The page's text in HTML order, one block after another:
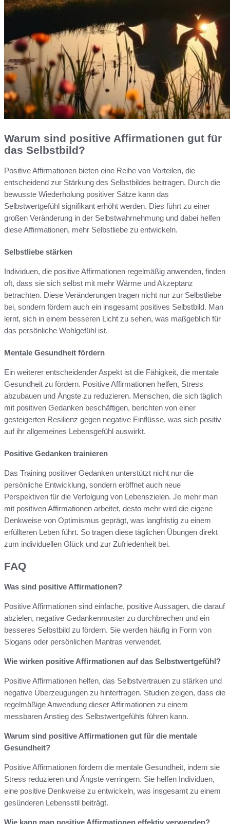
Warum sind positive Affirmationen gut für
das Selbstbild?
Positive Affirmationen bieten eine Reihe von Vorteilen, die
entscheidend zur Stärkung des Selbstbildes beitragen. Durch die
bewusste Wiederholung positiver Sätze kann das
Selbstwertgefühl signifikant erhöht werden. Dies führt zu einer
großen Veränderung in der Selbstwahrnehmung und dabei helfen
diese Affirmationen, mehr Selbstliebe zu entwickeln.
Selbstliebe stärken
Individuen, die positive Affirmationen regelmäßig anwenden, finden
oft, dass sie sich selbst mit mehr Wärme und Akzeptanz
betrachten. Diese Veränderungen tragen nicht nur zur Selbstliebe
bei, sondern fördern auch ein insgesamt positives Selbstbild. Man
lernt, sich in einem besseren Licht zu sehen, was maßgeblich für
das persönliche Wohlgefühl ist.
Mentale Gesundheit fördern
Ein weiterer entscheidender Aspekt ist die Fähigkeit, die mentale
Gesundheit zu fördern. Positive Affirmationen helfen, Stress
abzubauen und Ängste zu reduzieren. Menschen, die sich täglich
mit positiven Gedanken beschäftigen, berichten von einer
gesteigerten Resilienz gegen negative Einflüsse, was sich positiv
auf ihr allgemeines Lebensgefühl auswirkt.
Positive Gedanken trainieren
Das Training positiver Gedanken unterstützt nicht nur die
persönliche Entwicklung, sondern eröffnet auch neue
Perspektiven für die Verfolgung von Lebenszielen. Je mehr man
mit positiven Affirmationen arbeitet, desto mehr wird die eigene
Denkweise von Optimismus geprägt, was langfristig zu einem
erfüllteren Leben führt. So tragen diese täglichen Übungen direkt
zum individuellen Glück und zur Zufriedenheit bei.
FAQ
Was sind positive Affirmationen?
Positive Affirmationen sind einfache, positive Aussagen, die darauf
abzielen, negative Gedankenmuster zu durchbrechen und ein
besseres Selbstbild zu fördern. Sie werden häufig in Form von
Slogans oder persönlichen Mantras verwendet.
Wie wirken positive Affirmationen auf das Selbstwertgefühl?
Positive Affirmationen helfen, das Selbstvertrauen zu stärken und
negative Überzeugungen zu hinterfragen. Studien zeigen, dass die
regelmäßige Anwendung dieser Affirmationen zu einem
messbaren Anstieg des Selbstwertgefühls führen kann.
Warum sind positive Affirmationen gut für die mentale
Gesundheit?
Positive Affirmationen fördern die mentale Gesundheit, indem sie
Stress reduzieren und Ängste verringern. Sie helfen Individuen,
eine positive Denkweise zu entwickeln, was insgesamt zu einem
gesünderen Lebensstil beiträgt.